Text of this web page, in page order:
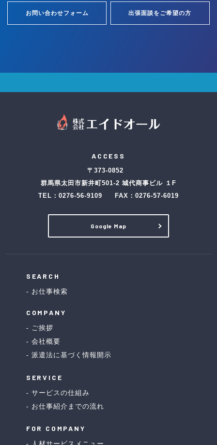
お問い合わせフォーム 出張面談をご希望の方
ACCESS
〒373-0852
群馬県太田市新井町501-2 城代商事ビル １F
TEL： 0276-56-9109 FAX：0276-57-6019
Google Map
SEARCH
お仕事検索
COMPANY
ご挨拶
会社概要
派遣法に基づく情報開示
SERVICE
サービスの仕組み
お仕事紹介までの流れ
FOR COMPANY
人材サービスメニュー